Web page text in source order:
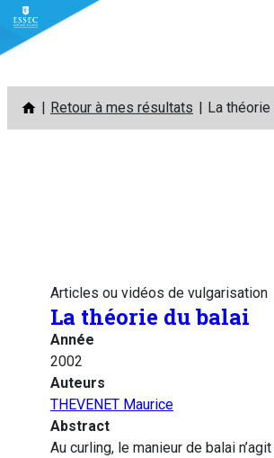
Aller
contenu
Retour à mes résultats La théorie
Articles ou vidéos de vulgarisation
La théorie du balai
Année
2002
Auteurs
THEVENET Maurice
Abstract
Au curling, le manieur de balai